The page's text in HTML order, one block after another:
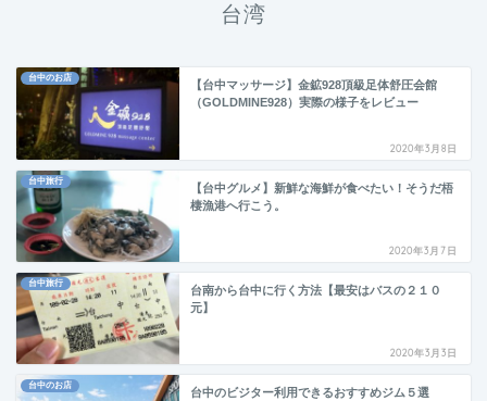
台湾
台中のお店
【台中マッサージ】金鉱928頂級足体舒圧会館
（GOLDMINE928）実際の様子をレビュー
2020年3月8日
台中旅行
【台中グルメ】新鮮な海鮮が食べたい！そうだ梧
棲漁港へ行こう。
2020年3月7日
台中旅行
台南から台中に行く方法【最安はバスの２１０
元】
2020年3月3日
台中のお店
台中のビジター利用できるおすすめジム５選